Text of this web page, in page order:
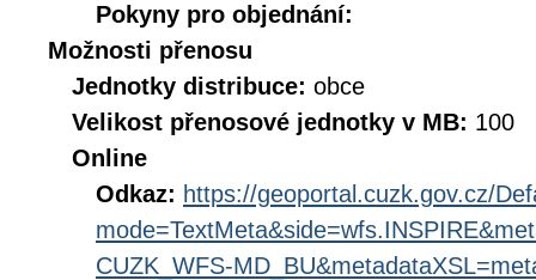
Pokyny pro objednání:
Možnosti přenosu
Jednotky distribuce: obce
Velikost přenosové jednotky v MB: 100
Online
Odkaz: https://geoportal.cuzk.gov.cz/
CUZK_WFS-